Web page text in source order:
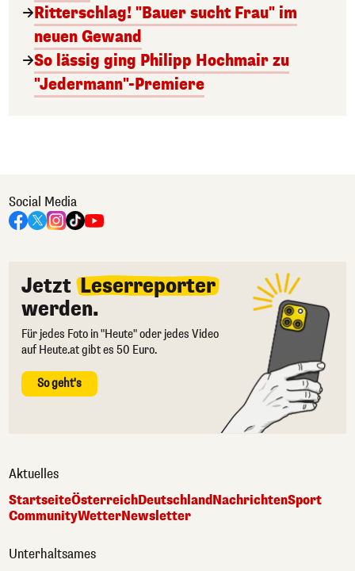
Ritterschlag! "Bauer sucht Frau" im
neuen Gewand
So lässig ging Philipp Hochmair zu
"Jedermann"-Premiere
Social Media
Jetzt Leserreporter
werden.
Für jedes Foto in "Heute" oder jedes Video
auf Heute.at gibt es 50 Euro.
So geht's
Aktuelles
StartseiteÖsterreichDeutschlandNachrichtenSport
CommunityWetterNewsletter
Unterhaltsames